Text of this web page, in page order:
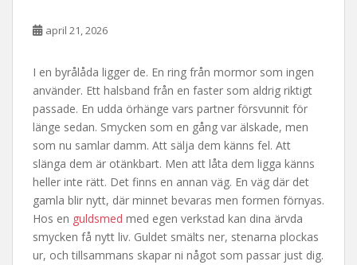
april 21, 2026
I en byrålåda ligger de. En ring från mormor som ingen
använder. Ett halsband från en faster som aldrig riktigt
passade. En udda örhänge vars partner försvunnit för
länge sedan. Smycken som en gång var älskade, men
som nu samlar damm. Att sälja dem känns fel. Att
slänga dem är otänkbart. Men att låta dem ligga känns
heller inte rätt. Det finns en annan väg. En väg där det
gamla blir nytt, där minnet bevaras men formen förnyas.
Hos en guldsmed med egen verkstad kan dina ärvda
smycken få nytt liv. Guldet smälts ner, stenarna plockas
ur, och tillsammans skapar ni något som passar just dig.